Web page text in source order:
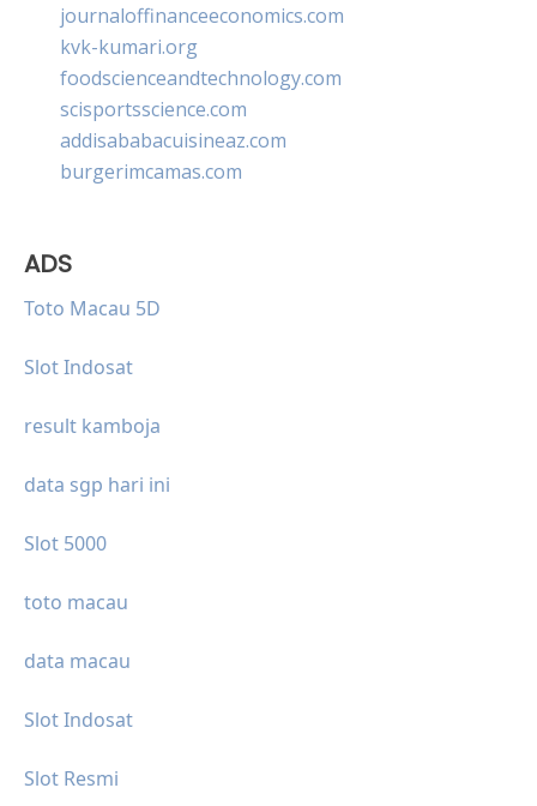
journaloffinanceeconomics.com
kvk-kumari.org
foodscienceandtechnology.com
scisportsscience.com
addisababacuisineaz.com
burgerimcamas.com
ADS
Toto Macau 5D
Slot Indosat
result kamboja
data sgp hari ini
Slot 5000
toto macau
data macau
Slot Indosat
Slot Resmi